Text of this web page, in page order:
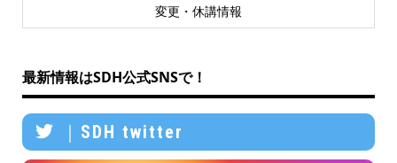
変更・休講情報
最新情報はSDH公式SNSで！
｜SDH twitter